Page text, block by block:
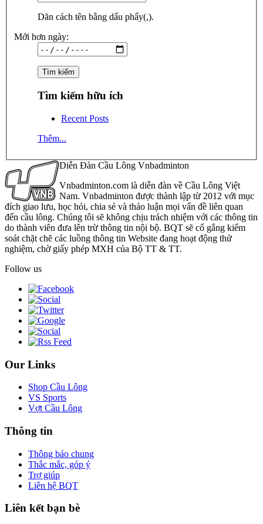
Dãn cách tên bằng dấu phẩy(,).
Mới hơn ngày:
Tìm kiếm hữu ích
Recent Posts
Thêm...
Diễn Đàn Cầu Lông Vnbadminton
Vnbadminton.com là diễn đàn về Cầu Lông Việt
Nam. Vnbadminton được thành lập từ 2012 với mục
đích giao lưu, học hỏi, chia sẻ và thảo luận mọi vấn đề liên quan
đến cầu lông. Chúng tôi sẽ không chịu trách nhiệm với các thông tin
do thành viên đưa lên trừ thông tin nội bộ. BQT sẽ cố gắng kiểm
soát chặt chẽ các luồng thông tin Website đang hoạt động thử
nghiệm, chờ giấy phép MXH của Bộ TT & TT.
Follow us
Our Links
Shop Cầu Lông
VS Sports
Vợt Cầu Lông
Thông tin
Thông báo chung
Thắc mắc, góp ý
Trợ giúp
Liên hệ BQT
Liên kết bạn bè